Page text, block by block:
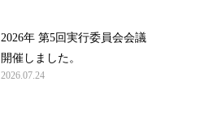
2026年 第5回実行委員会会議
開催しました。
2026.07.24